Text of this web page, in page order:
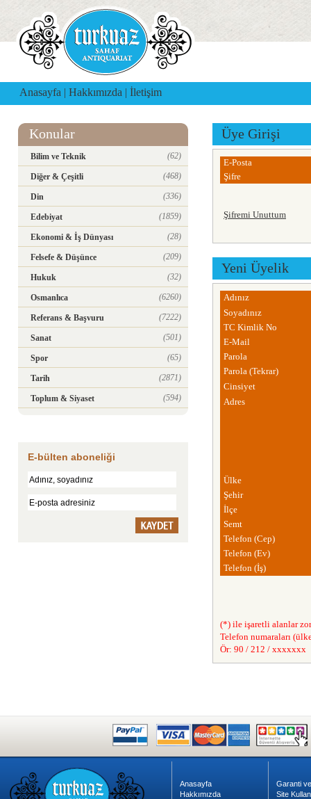
Anasayfa | Hakkımızda | İletişim
Konular
Bilim ve Teknik (62)
Diğer & Çeşitli (468)
Din (336)
Edebiyat (1859)
Ekonomi & İş Dünyası (28)
Felsefe & Düşünce (209)
Hukuk (32)
Osmanlıca (6260)
Referans & Başvuru (7222)
Sanat (501)
Spor (65)
Tarih (2871)
Toplum & Siyaset (594)
E-bülten aboneliği
Üye Girişi
E-Posta
Şifre
Şifremi Unuttum
Yeni Üyelik
Adınız
Soyadınız
TC Kimlik No
E-Mail
Parola
Parola (Tekrar)
Cinsiyet
Adres
Ülke
Şehir
İlçe
Semt
Telefon (Cep)
Telefon (Ev)
Telefon (İş)
(*) ile işaretli alanlar
Telefon numaraları
Ör: 90 / 212 / xxxxxxx
Anasayfa
Hakkımızda
Garanti
Site